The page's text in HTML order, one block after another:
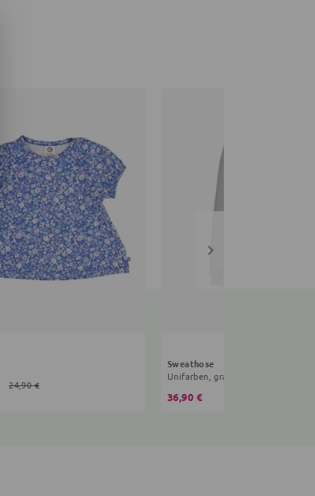
24,90 €
Sweathose
Unifarben, grau
36,90 €